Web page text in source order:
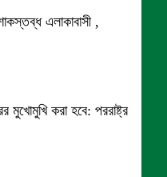
এলাকাবাসী ,
মুখোমুখি করা হবে: পররাষ্ট্র